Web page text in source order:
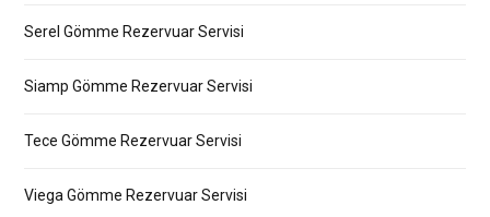
Serel Gömme Rezervuar Servisi
Siamp Gömme Rezervuar Servisi
Tece Gömme Rezervuar Servisi
Viega Gömme Rezervuar Servisi